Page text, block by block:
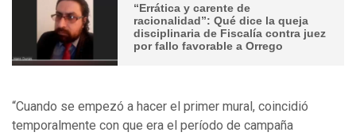
“Errática y carente de
racionalidad”: Qué dice la queja
disciplinaria de Fiscalía contra juez
por fallo favorable a Orrego
“Cuando se empezó a hacer el primer mural, coincidió
temporalmente con que era el período de campaña